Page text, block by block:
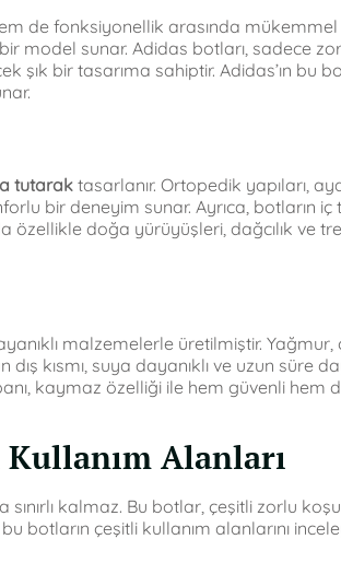
de fonksiyonellik arasında
model sunar. Adidas botları, sadece
bir tasarıma sahiptir. Adidas’ın bu
tutaraktasarlanır. Ortopedik yapıları,
bir deneyim sunar. Ayrıca, botların iç
özellikle doğa yürüyüşleri, dağcılık ve
malzemelerle üretilmiştir.
dış kısmı, suya dayanıklı ve uzun
kaymaz özelliği ile hem güvenli hem
Alanları
sınırlı kalmaz. Bu botlar, çeşitli zorlu
botların çeşitli kullanım alanlarını